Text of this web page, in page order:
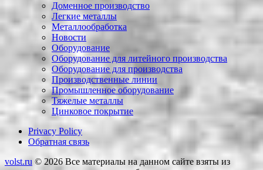
Доменное производство
Легкие металлы
Металлообработка
Новости
Оборудование
Оборудование для литейного производства
Оборудование для производства
Производственные линии
Промышленное оборудование
Тяжелые металлы
Цинковое покрытие
Privacy Policy
Обратная связь
volst.ru © 2026 Все материалы на данном сайте взяты из